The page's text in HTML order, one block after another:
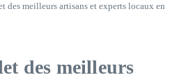
des meilleurs artisans et experts locaux en
des meilleurs